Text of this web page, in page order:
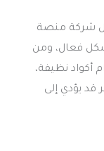
شركة منصة
فعال، ومن
أكواد نظيفة،
قد يؤدي إلى